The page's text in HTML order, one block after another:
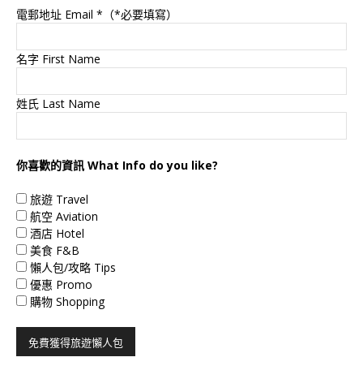
電郵地址 Email *（*必要填寫）
名字 First Name
姓氏 Last Name
你喜歡的資訊 What Info do you like?
旅遊 Travel
航空 Aviation
酒店 Hotel
美食 F&B
懶人包/攻略 Tips
優惠 Promo
購物 Shopping